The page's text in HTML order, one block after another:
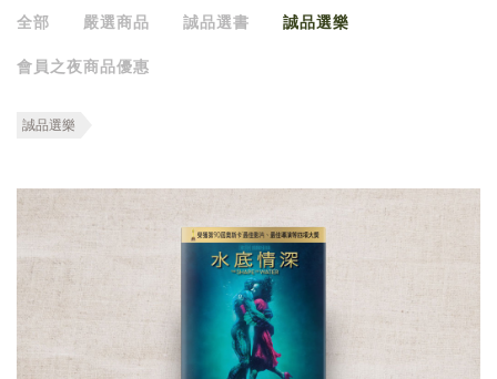
全部 嚴選商品 誠品選書 誠品選樂
會員之夜商品優惠
誠品選樂